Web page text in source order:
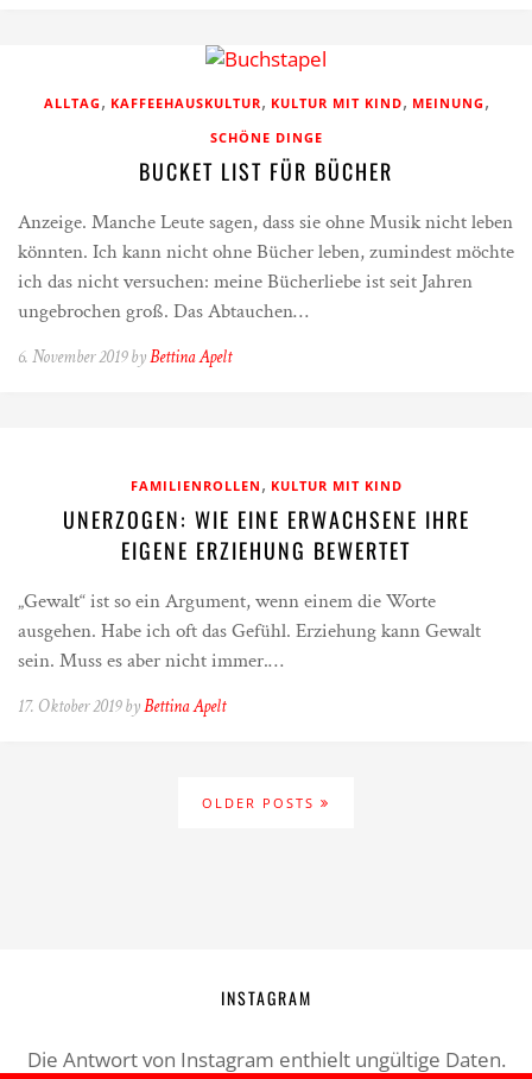
ALLTAG , KAFFEEHAUSKULTUR, KULTUR MIT KIND, MEINUNG ,
SCHÖNE DINGE
BUCKET LIST FÜR BÜCHER
Anzeige. Manche Leute sagen, dass sie ohne Musik nicht leben
könnten. Ich kann nicht ohne Bücher leben, zumindest möchte
ich das nicht versuchen: meine Bücherliebe ist seit Jahren
ungebrochen groß. Das Abtauchen…
6. November 2019 byBettina Apelt
FAMILIENROLLEN , KULTUR MIT KIND
UNERZOGEN: WIE EINE ERWACHSENE IHRE
EIGENE ERZIEHUNG BEWERTET
„Gewalt“ ist so ein Argument, wenn einem die Worte
ausgehen. Habe ich oft das Gefühl. Erziehung kann Gewalt
sein. Muss es aber nicht immer.…
17. Oktober 2019 byBettina Apelt
OLDER POSTS
INSTAGRAM
Die Antwort von Instagram enthielt ungültige Daten.